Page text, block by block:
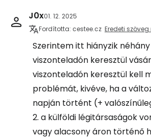
J0x01. 12. 2025
Fordította: cestee.cz Eredeti
Szerintem itt hiányzik
viszonteladón keresztül
viszonteladón keresztül kell
problémát, kivéve, ha a
napján történt (+
2. a külföldi légitársaságok
vagy alacsony áron történő